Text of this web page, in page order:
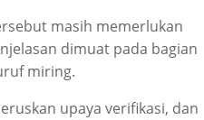
masih memerlukan
dimuat pada bagian
miring.
upaya verifikasi, dan